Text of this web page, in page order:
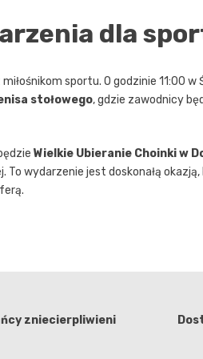
dla
sportu. O godzinie 11:00
stołowego, gdzie zawodnicy
Wielkie Ubieranie Choinki w
To wydarzenie jest doskonałą
zniecierpliwieni